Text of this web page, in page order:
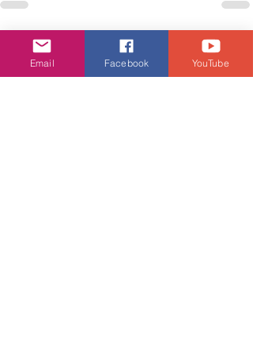
相關文章 查看全部
Email Facebook YouTube